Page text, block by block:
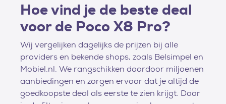
Hoe vind je de beste deal
voor de Poco X8 Pro?
Wij vergelijken dagelijks de prijzen bij alle
providers en bekende shops, zoals Belsimpel en
Mobiel.nl. We rangschikken daardoor miljoenen
aanbiedingen en zorgen ervoor dat je altijd de
goedkoopste deal als eerste te zien krijgt. Door